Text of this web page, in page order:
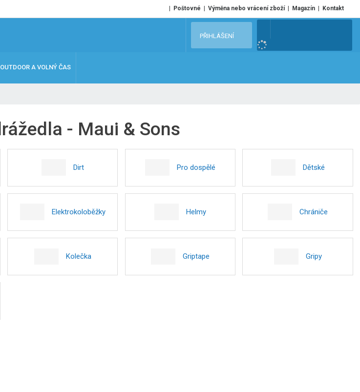
Poštovné Výměna nebo vrácení zboží Magazín Kontakt
e
PŘIHLÁŠENÍ
OUTDOOR A VOLNÝ ČAS
- Maui & Sons
Dirt Pro dospělé Dětské
Elektrokoloběžky Helmy Chrániče
Kolečka Griptape Gripy